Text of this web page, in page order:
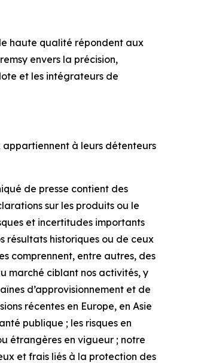
haute qualité répondent aux
envers la précision,
et les intégrateurs de
appartiennent à leurs détenteurs
de presse contient des
sur les produits ou le
et incertitudes importants
résultats historiques ou de ceux
comprennent, entre autres, des
marché ciblant nos activités, y
d’approvisionnement et de
récentes en Europe, en Asie
publique ; les risques en
étrangères en vigueur ; notre
et frais liés à la protection des